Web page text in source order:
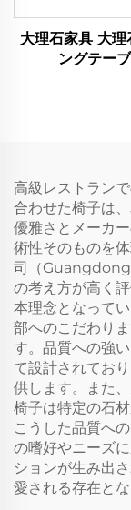
大理石家具 大理
ングテー
高級レストラン
合わせた椅子は
優雅さとメーカ
術性そのものを
司（
の考え方が高く
本理念となって
部へのこだわり
す。品質への強
て設計されてお
供します。また
椅子は特定の石
こうした品質へ
の嗜好やニーズ
ションが生み出
愛される存在とな